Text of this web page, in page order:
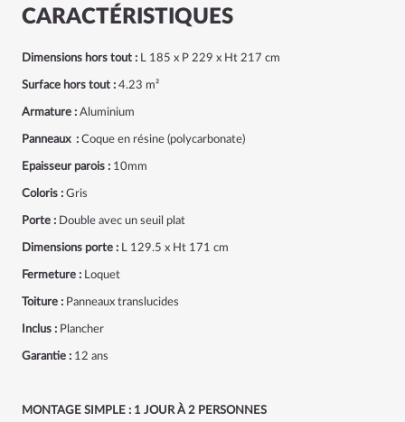
CARACTÉRISTIQUES
Dimensions hors tout : L 185 x P 229 x Ht 217 cm
Surface hors tout : 4.23 m²
Armature : Aluminium
Panneaux : Coque en résine (polycarbonate)
Epaisseur parois : 10mm
Coloris : Gris
Porte : Double avec un seuil plat
Dimensions porte : L 129.5 x Ht 171 cm
Fermeture : Loquet
Toiture : Panneaux translucides
Inclus : Plancher
Garantie : 12 ans
MONTAGE SIMPLE : 1 JOUR À 2 PERSONNES